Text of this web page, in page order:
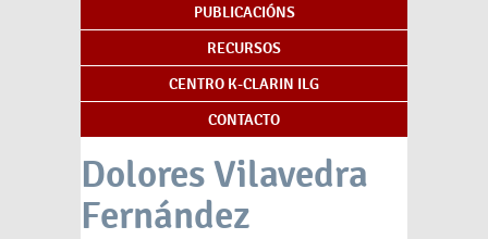
PUBLICACIÓNS
RECURSOS
CENTRO K-CLARIN ILG
CONTACTO
Dolores Vilavedra
Fernández